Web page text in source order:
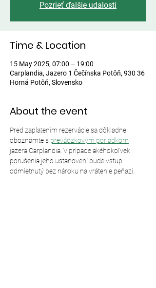
Pozrieť ďalšie udalosti
Time & Location
15 May 2025, 07:00 – 19:00
Carplandia, Jazero 1 Čečínska Potôň, 930 36
Horná Potôň, Slovensko
About the event
Pred zaplatením rezervácie sa dôkladne
oboznámte s prevádzkovým poriadkom
jazera Carplandia. V prípade akéhokoľvek
porušenia jeho ustanovení bude vstup
odmietnutý bez nároku na vrátenie peňazí.